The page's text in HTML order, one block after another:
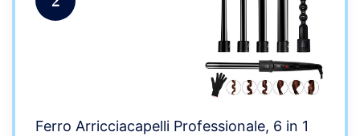
Ferro Arricciacapelli Professionale, 6 in 1